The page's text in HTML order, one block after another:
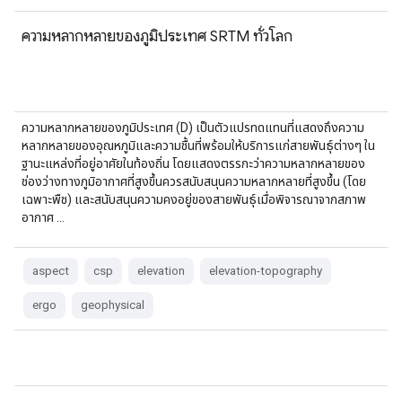
ความหลากหลายของภูมิประเทศ SRTM ทั่วโลก
ความหลากหลายของภูมิประเทศ (D) เป็นตัวแปรทดแทนที่แสดงถึงความ
หลากหลายของอุณหภูมิและความชื้นที่พร้อมให้บริการแก่สายพันธุ์ต่างๆ ใน
ฐานะแหล่งที่อยู่อาศัยในท้องถิ่น โดยแสดงตรรกะว่าความหลากหลายของ
ช่องว่างทางภูมิอากาศที่สูงขึ้นควรสนับสนุนความหลากหลายที่สูงขึ้น (โดย
เฉพาะพืช) และสนับสนุนความคงอยู่ของสายพันธุ์เมื่อพิจารณาจากสภาพ
อากาศ …
aspect csp elevation elevation-topography
ergo geophysical